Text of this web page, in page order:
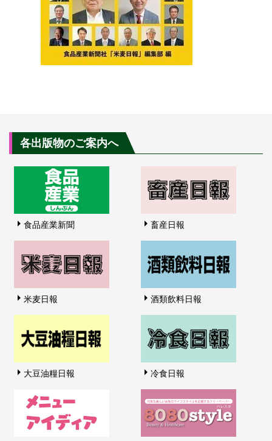
各出版物のご案内へ
食品産業新聞 畜産日報
米麦日報 酒類飲料日報
大豆油糧日報 冷食日報